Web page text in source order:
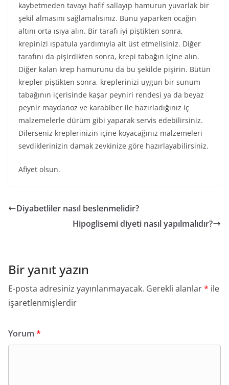
kaybetmeden tavayı hafif sallayıp hamurun yuvarlak bir
şekil almasını sağlamalısınız. Bunu yaparken ocağın
altını orta ısıya alın. Bir tarafı iyi piştikten sonra,
krepinizi ıspatula yardımıyla alt üst etmelisiniz. Diğer
tarafını da pişirdikten sonra, krepi tabağın içine alın.
Diğer kalan krep hamurunu da bu şekilde pişirin. Bütün
krepler piştikten sonra, kreplerinizi uygun bir sunum
tabağının içerisinde kaşar peyniri rendesi ya da beyaz
peynir maydanoz ve karabiber ile hazırladığınız iç
malzemelerle dürüm gibi yaparak servis edebilirsiniz.
Dilerseniz kreplerinizin içine koyacağınız malzemeleri
sevdiklerinizin damak zevkinize göre hazırlayabilirsiniz.
Afiyet olsun.
Diyabetliler nasıl beslenmelidir?
Hipoglisemi diyeti nasıl yapılmalıdır?
Bir yanıt yazın
E-posta adresiniz yayınlanmayacak. Gerekli alanlar* ile
işaretlenmişlerdir
Yorum *